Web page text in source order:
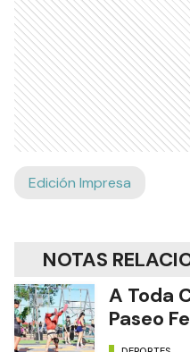
Edición Impresa
NOTAS
A Toda
Paseo